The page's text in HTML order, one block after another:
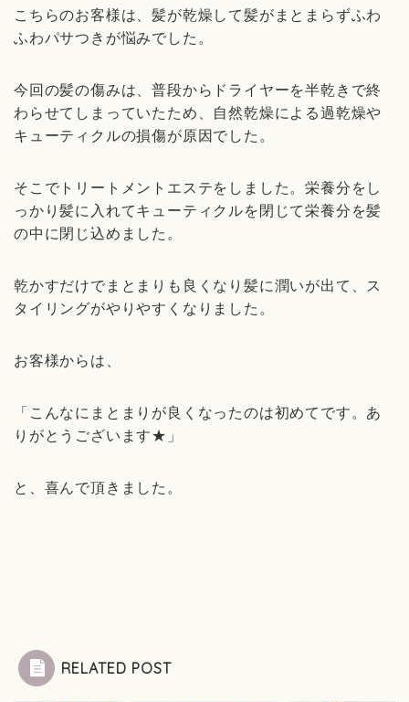
こちらのお客様は、髪が乾燥して髪がまとまらずふわ
ふわパサつきが悩みでした。
今回の髪の傷みは、普段からドライヤーを半乾きで終
わらせてしまっていたため、自然乾燥による過乾燥や
キューティクルの損傷が原因でした。
そこでトリートメントエステをしました。栄養分をし
っかり髪に入れてキューティクルを閉じて栄養分を髪
の中に閉じ込めました。
乾かすだけでまとまりも良くなり髪に潤いが出て、ス
タイリングがやりやすくなりました。
お客様からは、
「こんなにまとまりが良くなったのは初めてです。あ
りがとうございます★」
と、喜んで頂きました。
RELATED POST